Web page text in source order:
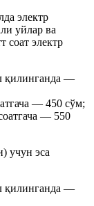
электр
уйлар ва
соат электр
қилинганда —
— 450 сўм;
— 550
учун эса
қилинганда —